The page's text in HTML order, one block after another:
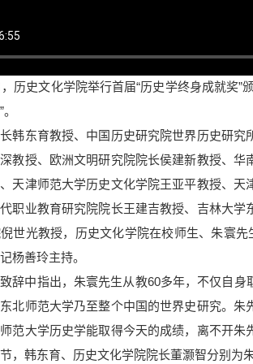
史文化学院举行首届“历史学终身成就奖”
东育教授、中国历史研究院世界历史研究
教授、欧洲文明研究院院长侯建新教授、
天津师范大学历史文化学院王亚平教授、
职业教育研究院院长王建吉教授、吉林大
世光教授，历史文化学院在校师生、朱寰
杨善玲主持。
中指出，朱寰先生从教60多年，不仅自身
北师范大学乃至整个中国的世界史研究。
范大学历史学能取得今天的成绩，离不开
，韩东育、历史文化学院院长董灏智分别为